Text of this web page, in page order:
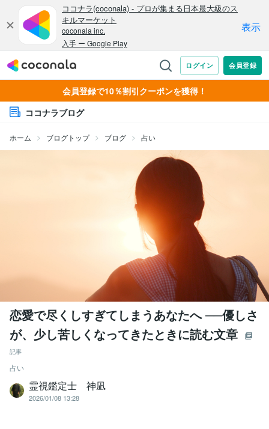
会員登録で10％割引クーポンを獲得！
ココナラブログ
ホーム ブログトップ ブログ 占い
恋愛で尽くしすぎてしまうあなたへ ──優しさ
が、少し苦しくなってきたときに読む文章
記事
占い
霊視鑑定士 神凪
2026/01/08 13:28